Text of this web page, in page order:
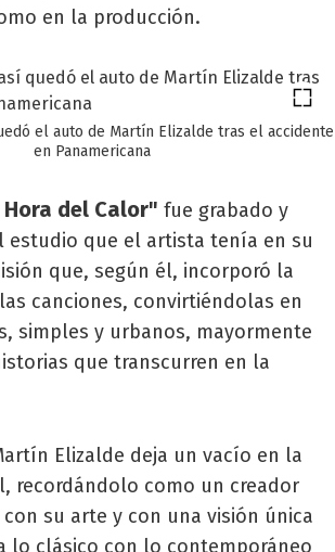
en la producción.
el auto de Martín Elizalde tras el accidente
en Panamericana
Hora del Calor" fue grabado y
estudio que el artista tenía en su
que, según él, incorporó la
canciones, convirtiéndolas en
simples y urbanos, mayormente
que transcurren en la
Elizalde deja un vacío en la
recordándolo como un creador
su arte y con una visión única
lo clásico con lo contemporáneo